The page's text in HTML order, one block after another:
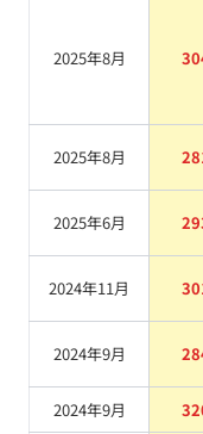
2025年8月
2025年8月
2025年6月
2024年11月
2024年9月
2024年9月